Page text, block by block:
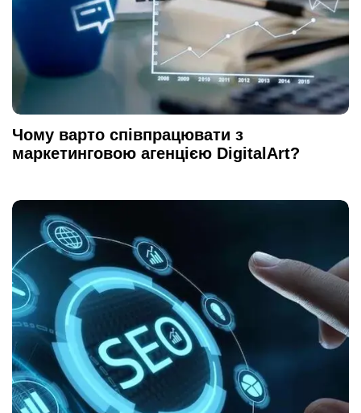
Чому варто співпрацювати з ​​
маркетинговою агенцією DigitalArt?